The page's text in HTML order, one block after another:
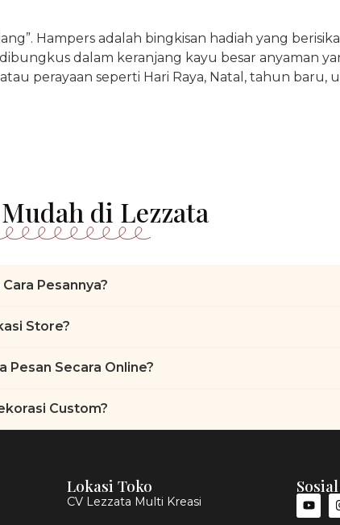
Hampers adalah bingkisan hadiah yang
dalam keranjang kayu besar anyaman
perayaan seperti Hari Raya, Natal, tahun baru,
di Lezzata
Pesannya?
Store?
Pesan Secara Online?
Custom?
Lokasi Toko
CV Lezzata Multi Kreasi